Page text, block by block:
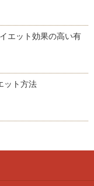
エット効果の高い有
ット方法